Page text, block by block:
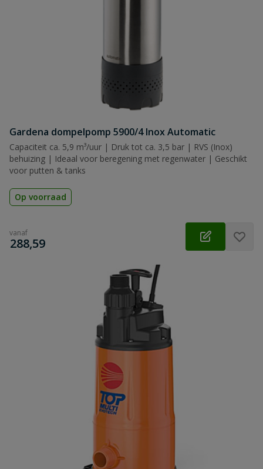
Gardena dompelpomp 5900/4 Inox Automatic
Capaciteit ca. 5,9 m³/uur | Druk tot ca. 3,5 bar | RVS (Inox)
behuizing | Ideaal voor beregening met regenwater | Geschikt
voor putten & tanks
Op voorraad
vanaf
€
288,59